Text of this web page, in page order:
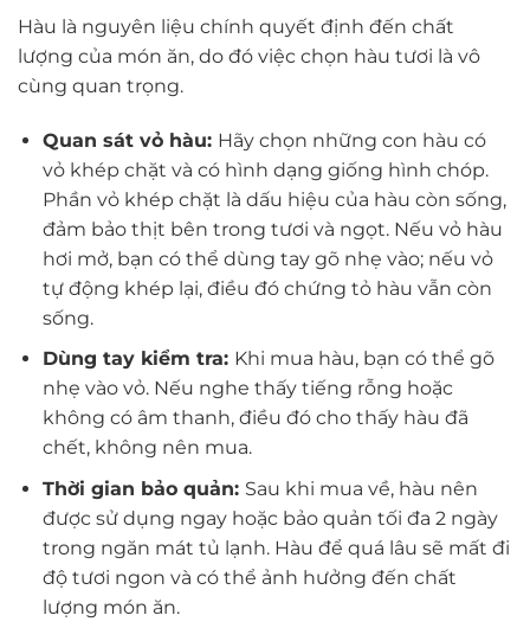
Hàu là nguyên liệu chính quyết định đến chất
lượng của món ăn, do đó việc chọn hàu tươi là vô
cùng quan trọng.
Quan sát vỏ hàu: Hãy chọn những con hàu có
vỏ khép chặt và có hình dạng giống hình chóp.
Phần vỏ khép chặt là dấu hiệu của hàu còn sống,
đảm bảo thịt bên trong tươi và ngọt. Nếu vỏ hàu
hơi mở, bạn có thể dùng tay gõ nhẹ vào; nếu vỏ
tự động khép lại, điều đó chứng tỏ hàu vẫn còn
sống.
Dùng tay kiểm tra: Khi mua hàu, bạn có thể gõ
nhẹ vào vỏ. Nếu nghe thấy tiếng rỗng hoặc
không có âm thanh, điều đó cho thấy hàu đã
chết, không nên mua.
Thời gian bảo quản: Sau khi mua về, hàu nên
được sử dụng ngay hoặc bảo quản tối đa 2 ngày
trong ngăn mát tủ lạnh. Hàu để quá lâu sẽ mất đi
độ tươi ngon và có thể ảnh hưởng đến chất
lượng món ăn.